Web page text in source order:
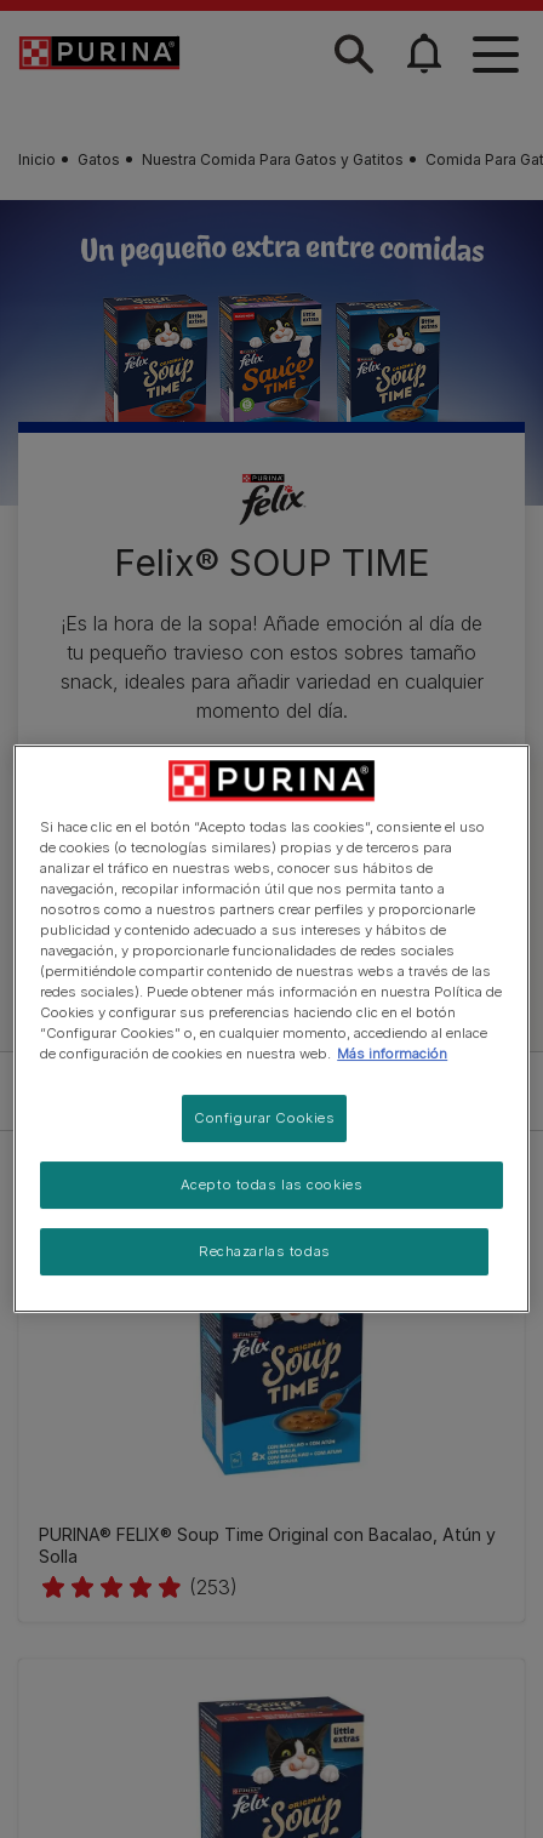
Skip to main content
Inicio Gatos Nuestra Comida Para Gatos y Gatitos Comida Para
Felix® SOUP TIME
¡Es la hora de la sopa! Añade emoción al día de
tu pequeño travieso con estos sobres tamaño
snack, ideales para añadir variedad en cualquier
momento del día.
Explora la comida para gatos
Fantastic Snacks Junior
Ver toda la comida para gatos
Filtro
PURINA® FELIX® Soup Time Original con Bacalao, Atún y
Solla
(253)
Si hace clic en el botón “Acepto todas las cookies”, consiente el uso
de cookies (o tecnologías similares) propias y de terceros para
analizar el tráfico en nuestras webs, conocer sus hábitos de
navegación, recopilar información útil que nos permita tanto a
nosotros como a nuestros partners crear perfiles y proporcionarle
publicidad y contenido adecuado a sus intereses y hábitos de
navegación, y proporcionarle funcionalidades de redes sociales
(permitiéndole compartir contenido de nuestras webs a través de las
redes sociales). Puede obtener más información en nuestra Política de
Cookies y configurar sus preferencias haciendo clic en el botón
“Configurar Cookies” o, en cualquier momento, accediendo al enlace
de configuración de cookies en nuestra web. Más información
Configurar Cookies
Rechazarlas todas
Acepto todas las cookies